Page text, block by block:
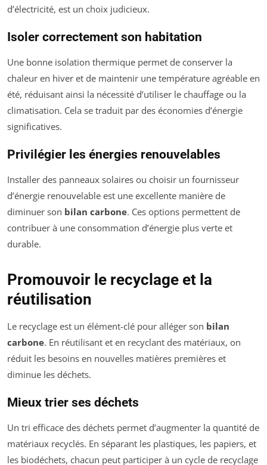
d’électricité, est un choix judicieux.
Isoler correctement son habitation
Une bonne isolation thermique permet de conserver la
chaleur en hiver et de maintenir une température agréable en
été, réduisant ainsi la nécessité d’utiliser le chauffage ou la
climatisation. Cela se traduit par des économies d’énergie
significatives.
Privilégier les énergies renouvelables
Installer des panneaux solaires ou choisir un fournisseur
d’énergie renouvelable est une excellente manière de
diminuer son bilan carbone. Ces options permettent de
contribuer à une consommation d’énergie plus verte et
durable.
Promouvoir le recyclage et la
réutilisation
Le recyclage est un élément-clé pour alléger son bilan
carbone. En réutilisant et en recyclant des matériaux, on
réduit les besoins en nouvelles matières premières et
diminue les déchets.
Mieux trier ses déchets
Un tri efficace des déchets permet d’augmenter la quantité de
matériaux recyclés. En séparant les plastiques, les papiers, et
les biodéchets, chacun peut participer à un cycle de recyclage